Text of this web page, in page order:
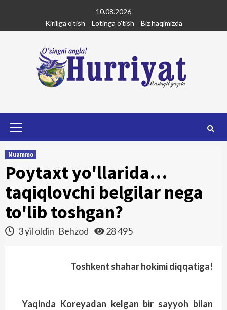
content
10.08.2026
Kirillga o'tish
Lotinga o'tish Biz haqimizda
Muammo
Poytaxt yo'llarida…
taqiqlovchi belgilar nega
to'lib toshgan?
3 yil oldin Behzod 28 495
Toshkent shahar hokimi diqqatiga!
Yaqinda Koreyadan kelgan bir sayyoh bilan